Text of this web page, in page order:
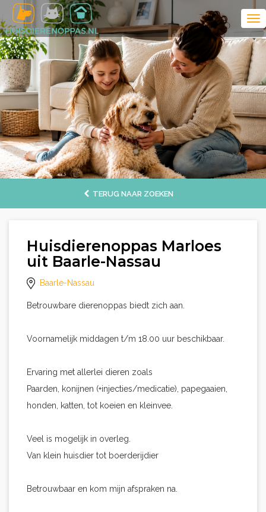
TERUG NAAR ZOEKEN
Huisdierenoppas Marloes
uit Baarle-Nassau
Baarle-Nassau
Betrouwbare dierenoppas biedt zich aan.
Voornamelijk middagen t/m 18.00 uur beschikbaar.
Ervaring met allerlei dieren zoals
Paarden, konijnen (+injecties/medicatie), papegaaien,
honden, katten, tot koeien en kleinvee.
Veel is mogelijk in overleg.
Van klein huisdier tot boerderijdier
Betrouwbaar en kom mijn afspraken na.